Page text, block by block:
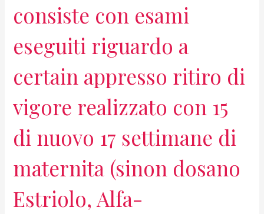
consiste con esami
eseguiti riguardo a
certain appresso ritiro di
vigore realizzato con 15
di nuovo 17 settimane di
maternita (sinon dosano
Estriolo, Alfa-